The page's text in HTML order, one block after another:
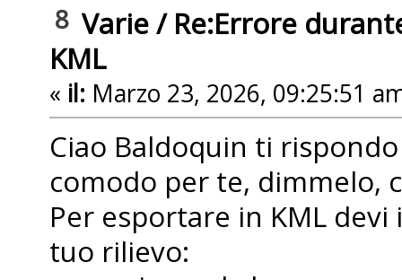
8 Varie/ Re:Errore
KML
« il: Marzo 23, 2026, 09:25:51
Ciao Baldoquin ti
comodo per te, dimmelo,
Per esportare in KML
tuo rilievo: